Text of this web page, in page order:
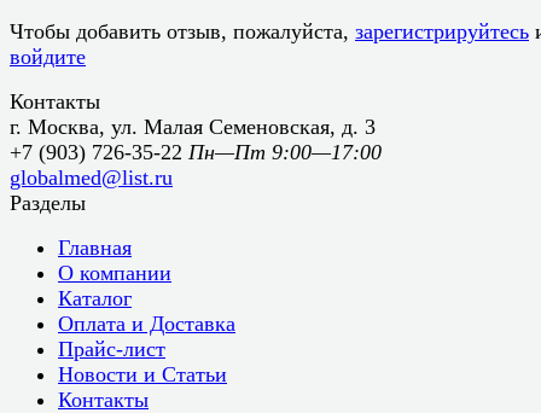
Чтобы добавить отзыв, пожалуйста, зарегистрируйтесь
войдите
Контакты
г. Москва, ул. Малая Семеновская, д. 3
+7 (903) 726-35-22 Пн—Пт 9:00—17:00
globalmed@list.ru
Разделы
Главная
О компании
Каталог
Оплата и Доставка
Прайс-лист
Новости и Статьи
Контакты